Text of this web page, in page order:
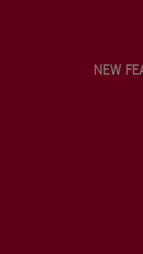
NEW